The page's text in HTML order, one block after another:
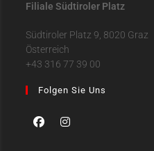
Filiale Südtiroler Platz
Südtiroler Platz 9, 8020 Graz
Österreich
+43 316 77 39 00
Folgen Sie Uns